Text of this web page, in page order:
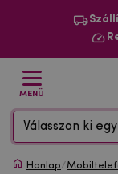
MENÜ
Válasszon ki
Honlap/